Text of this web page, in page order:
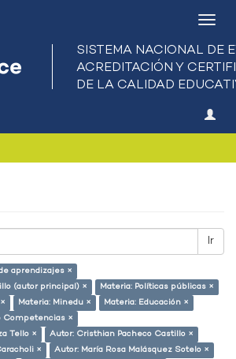
Ir
aprendizajes ×
(autor principal) ×
Materia: Políticas públicas ×
Materia: Minedu ×
Materia: Educación ×
Competencias ×
Tello ×
Autor: Cristhian Pacheco Castillo ×
×
Autor: María Rosa Malásquez Sotelo ×